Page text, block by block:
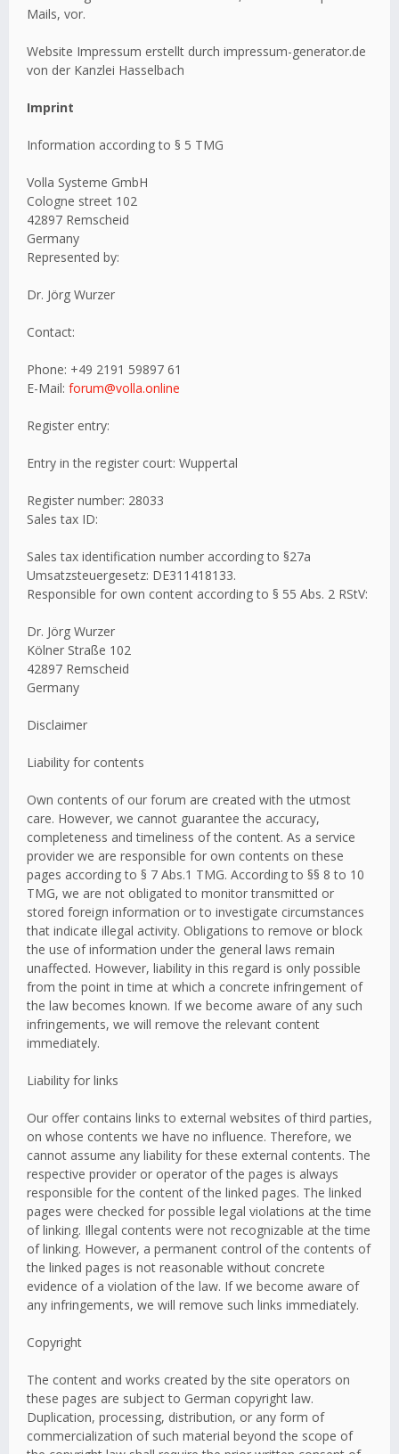
Mails, vor.
Website Impressum erstellt durch impressum-generator.de
von der Kanzlei Hasselbach
Imprint
Information according to § 5 TMG
Volla Systeme GmbH
Cologne street 102
42897 Remscheid
Germany
Represented by:
Dr. Jörg Wurzer
Contact:
Phone: +49 2191 59897 61
E-Mail: forum@volla.online
Register entry:
Entry in the register court: Wuppertal
Register number: 28033
Sales tax ID:
Sales tax identification number according to §27a
Umsatzsteuergesetz: DE311418133.
Responsible for own content according to § 55 Abs. 2 RStV:
Dr. Jörg Wurzer
Kölner Straße 102
42897 Remscheid
Germany
Disclaimer
Liability for contents
Own contents of our forum are created with the utmost
care. However, we cannot guarantee the accuracy,
completeness and timeliness of the content. As a service
provider we are responsible for own contents on these
pages according to § 7 Abs.1 TMG. According to §§ 8 to 10
TMG, we are not obligated to monitor transmitted or
stored foreign information or to investigate circumstances
that indicate illegal activity. Obligations to remove or block
the use of information under the general laws remain
unaffected. However, liability in this regard is only possible
from the point in time at which a concrete infringement of
the law becomes known. If we become aware of any such
infringements, we will remove the relevant content
immediately.
Liability for links
Our offer contains links to external websites of third parties,
on whose contents we have no influence. Therefore, we
cannot assume any liability for these external contents. The
respective provider or operator of the pages is always
responsible for the content of the linked pages. The linked
pages were checked for possible legal violations at the time
of linking. Illegal contents were not recognizable at the time
of linking. However, a permanent control of the contents of
the linked pages is not reasonable without concrete
evidence of a violation of the law. If we become aware of
any infringements, we will remove such links immediately.
Copyright
The content and works created by the site operators on
these pages are subject to German copyright law.
Duplication, processing, distribution, or any form of
commercialization of such material beyond the scope of